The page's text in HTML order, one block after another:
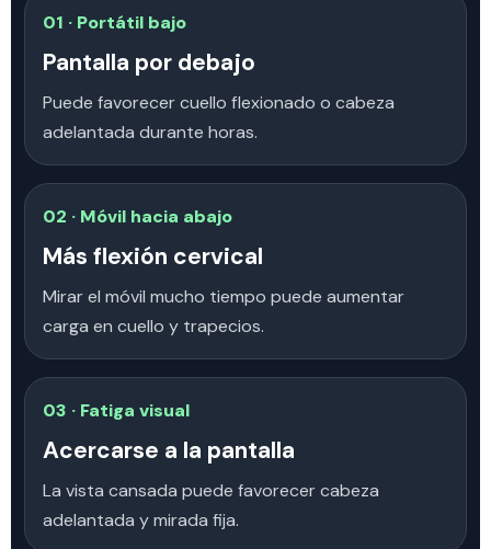
01 · Portátil bajo
Pantalla por debajo
Puede favorecer cuello flexionado o cabeza
adelantada durante horas.
02 · Móvil hacia abajo
Más flexión cervical
Mirar el móvil mucho tiempo puede aumentar
carga en cuello y trapecios.
03 · Fatiga visual
Acercarse a la pantalla
La vista cansada puede favorecer cabeza
adelantada y mirada fija.